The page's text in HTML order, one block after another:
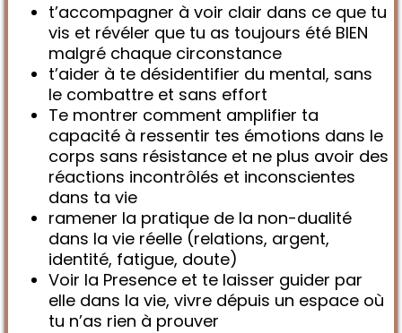
t’accompagner à voir clair dans ce que tu
vis et révéler que tu as toujours été BIEN
malgré chaque circonstance
t’aider à te désidentifier du mental, sans
le combattre et sans effort
Te montrer comment amplifier ta
capacité à ressentir tes émotions dans le
corps sans résistance et ne plus avoir des
réactions incontrôlés et inconscientes
dans ta vie
ramener la pratique de la non-dualité
dans la vie réelle (relations, argent,
identité, fatigue, doute)
Voir la Presence et te laisser guider par
elle dans la vie, vivre dépuis un espace où
tu n’as rien à prouver